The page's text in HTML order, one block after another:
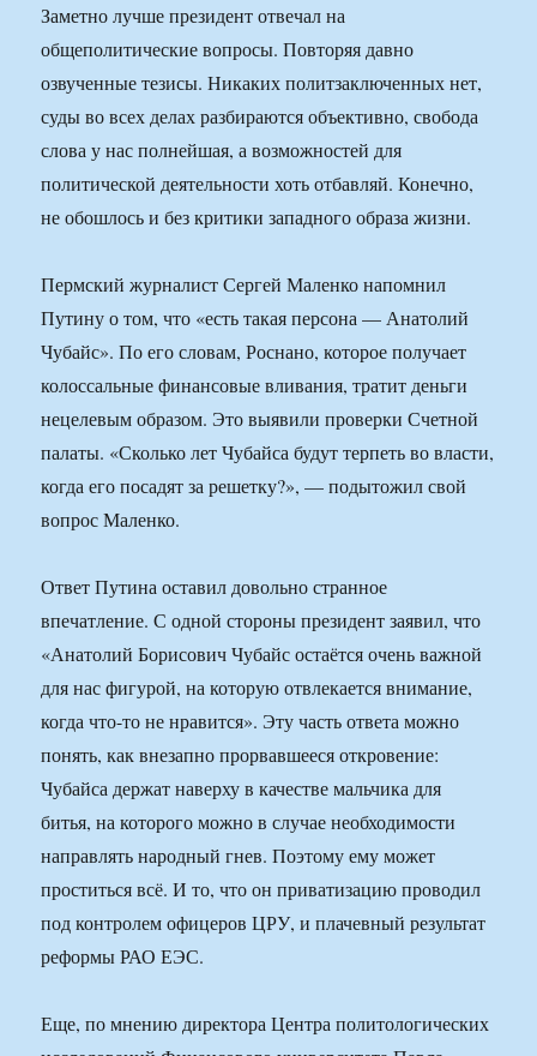
Заметно лучше президент отвечал на
общеполитические вопросы. Повторяя давно
озвученные тезисы. Никаких политзаключенных нет,
суды во всех делах разбираются объективно, свобода
слова у нас полнейшая, а возможностей для
политической деятельности хоть отбавляй. Конечно,
не обошлось и без критики западного образа жизни.
Пермский журналист Сергей Маленко напомнил
Путину о том, что «есть такая персона — Анатолий
Чубайс». По его словам, Роснано, которое получает
колоссальные финансовые вливания, тратит деньги
нецелевым образом. Это выявили проверки Счетной
палаты. «Сколько лет Чубайса будут терпеть во власти,
когда его посадят за решетку?», — подытожил свой
вопрос Маленко.
Ответ Путина оставил довольно странное
впечатление. С одной стороны президент заявил, что
«Анатолий Борисович Чубайс остаётся очень важной
для нас фигурой, на которую отвлекается внимание,
когда что-то не нравится». Эту часть ответа можно
понять, как внезапно прорвавшееся откровение:
Чубайса держат наверху в качестве мальчика для
битья, на которого можно в случае необходимости
направлять народный гнев. Поэтому ему может
проститься всё. И то, что он приватизацию проводил
под контролем офицеров ЦРУ, и плачевный результат
реформы РАО ЕЭС.
Еще, по мнению директора Центра политологических